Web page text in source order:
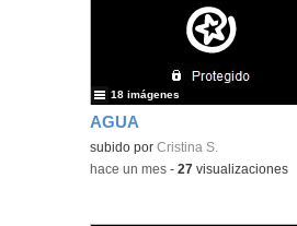
AGUA
Contenido educativo.
subido porCristina S.
18 imágenes
-hace un mes -27 visualizaciones